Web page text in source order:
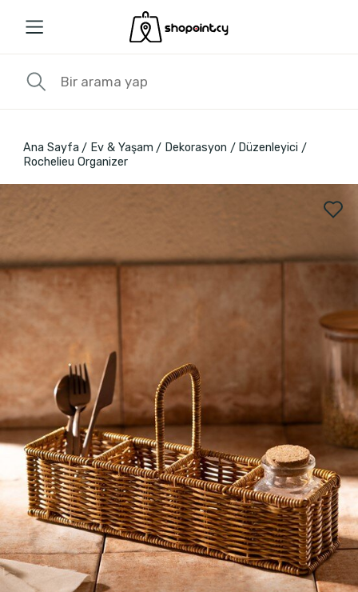
Ana Sayfa Ev & Yaşam Dekorasyon
Düzenleyici
Rochelieu Organizer